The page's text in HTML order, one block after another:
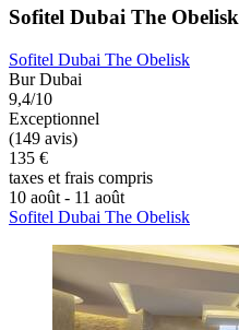
Sofitel Dubai The Obelisk
Sofitel Dubai The Obelisk
Bur Dubai
9,4/10
Exceptionnel
(149 avis)
135 €
taxes et frais compris
10 août - 11 août
Sofitel Dubai The Obelisk